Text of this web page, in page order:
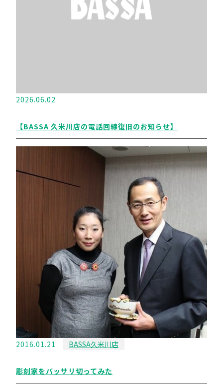
2026.06.02
【BASSA 久米川店の電話回線復旧のお知らせ】
2016.01.21 BASSA久米川店
彫刻家をバッサリ切ってみた